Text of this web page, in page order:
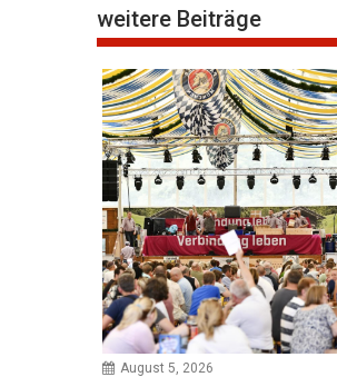
weitere Beiträge
August 5, 2026